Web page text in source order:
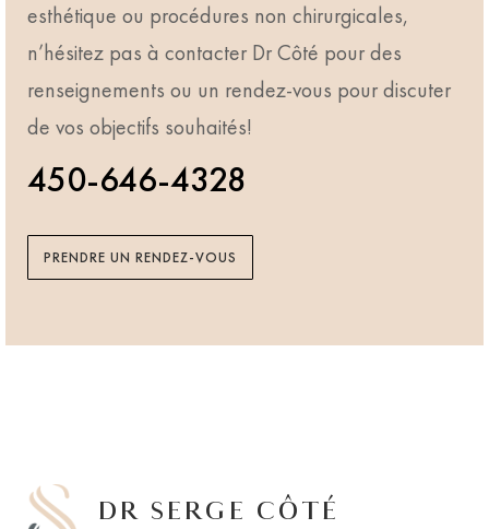
esthétique ou procédures non chirurgicales,
n’hésitez pas à contacter Dr Côté pour des
renseignements ou un rendez-vous pour discuter
de vos objectifs souhaités!
450-646-4328
PRENDRE UN RENDEZ-VOUS
DR SERGE CÔTÉ